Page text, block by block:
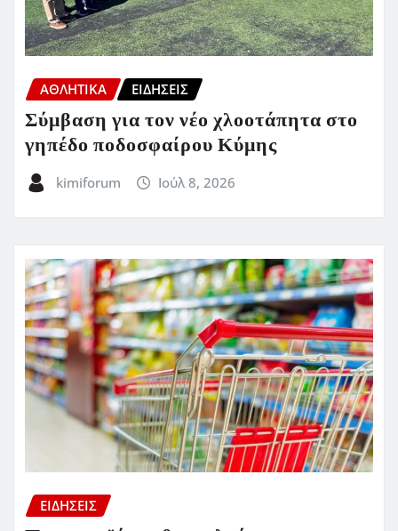
ΑΘΛΗΤΙΚΑ ΕΙΔΗΣΕΙΣ
Σύμβαση για τον νέο χλοοτάπητα στο
γηπέδο ποδοσφαίρου Κύμης
kimiforum Ιούλ 8, 2026
ΕΙΔΗΣΕΙΣ